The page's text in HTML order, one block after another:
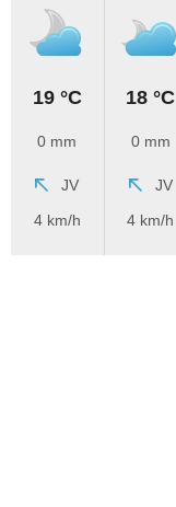
19 °C
0 mm
JV
4 km/h
18 °C
0 mm
JV
4 km/h